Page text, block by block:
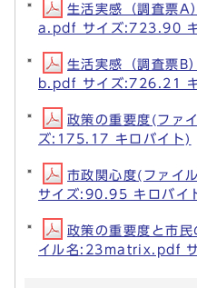
生活実感（調査票
a.pdf サイズ:723.90
生活実感（調査票
b.pdf サイズ:726.21
政策の重要度(フ
ズ:175.17 キロバイト)
市政関心度(ファ
サイズ:90.95 キロバイ
政策の重要度と市
イル名:23matrix.pdf